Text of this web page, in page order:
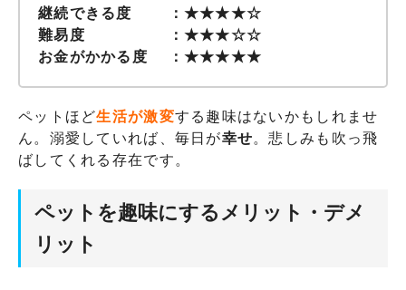
継続できる度 ：★★★★☆
難易度 ：★★★☆☆
お金がかかる度 ：★★★★★
ペットほど生活が激変する趣味はないかもしれませ
ん。溺愛していれば、毎日が幸せ。悲しみも吹っ飛
ばしてくれる存在です。
ペットを趣味にするメリット・デメ
リット